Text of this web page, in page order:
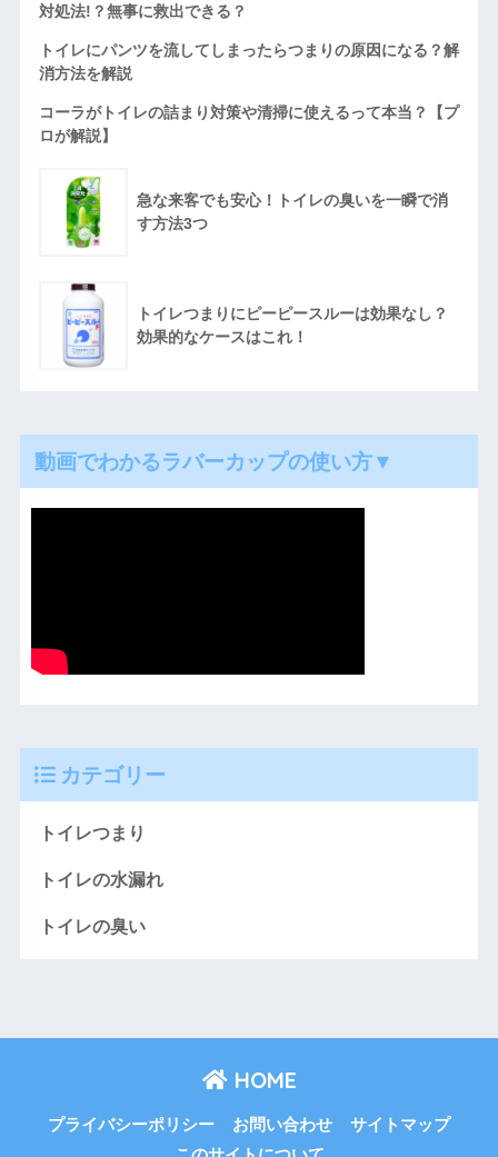
対処法!？無事に救出できる？
トイレにパンツを流してしまったらつまりの原因になる？解
消方法を解説
コーラがトイレの詰まり対策や清掃に使えるって本当？【プ
ロが解説】
急な来客でも安心！トイレの臭いを一瞬で消
す方法3つ
トイレつまりにピーピースルーは効果なし？
効果的なケースはこれ！
動画でわかるラバーカップの使い方▼
カテゴリー
トイレつまり
トイレの水漏れ
トイレの臭い
HOME
プライバシーポリシー お問い合わせ
サイトマップ